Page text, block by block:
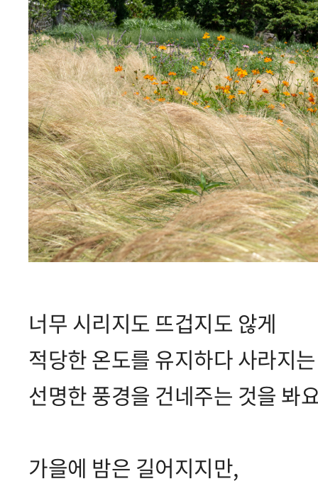
너무 시리지도 뜨겁지도 않게
적당한 온도를 유지하다 사라지
선명한 풍경을 건네주는 것을 봐
가을에 밤은 길어지지만,